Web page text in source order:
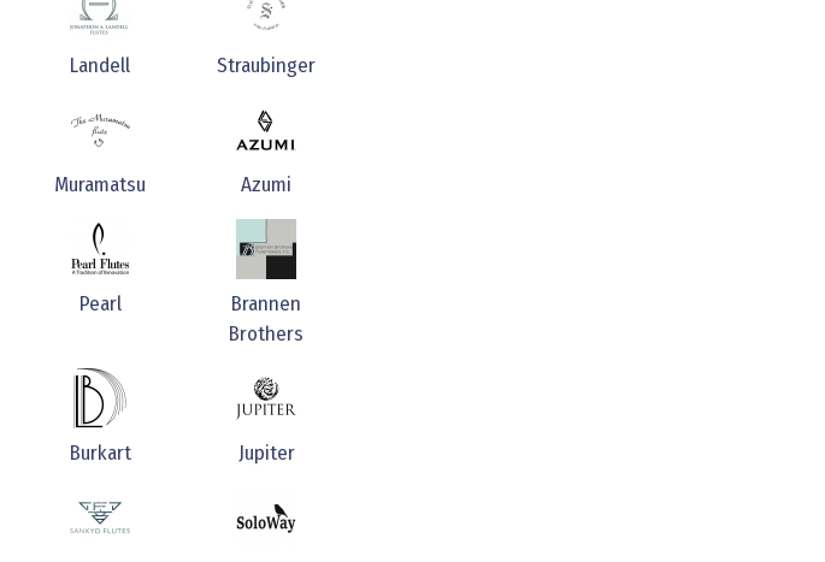
Landell Straubinger
Muramatsu Azumi
Pearl
Brannen
Brothers
Burkart Jupiter